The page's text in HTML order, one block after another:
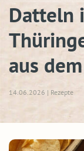
Datteln
aus
14.06.2026 | Rezepte